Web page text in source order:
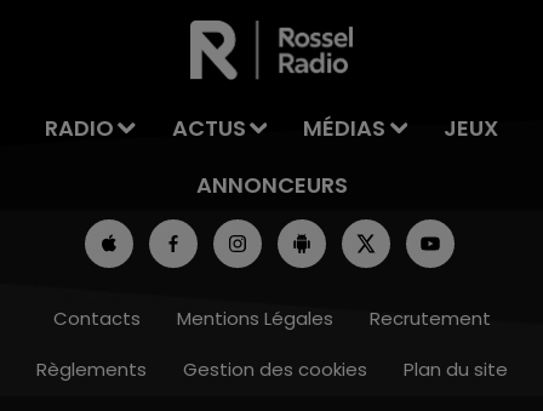
LA TEAM DE L'ÉTÉ
RADIO ACTUS MÉDIAS
JEUX
ANNONCEURS
Contacts Mentions Légales
Recrutement
Règlements
Gestion des cookies Plan du site